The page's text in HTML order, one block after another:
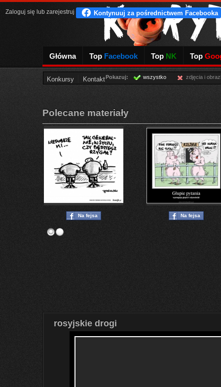
Główna Top Facebook Top NK Top
Konkursy Kontakt
Zaloguj się lub zarejestruj
Pokazuj: wszystko zdjęcia i
Polecane materiały
Na fejsa Na fejsa
rosyjskie drogi